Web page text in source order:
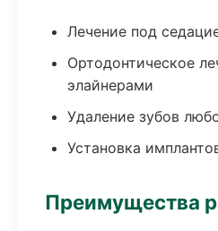
Лечение под
Ортодонтическое
элайнерами
Удаление зубов
Установка
Преимущества